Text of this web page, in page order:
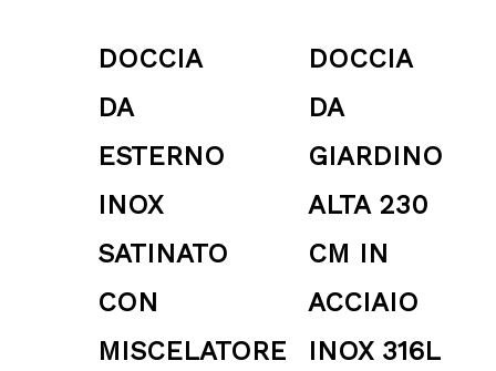
DOCCIA
DA
ESTERNO
INOX
SATINATO
CON
MISCELATORE
DOCCIA
DA
GIARDINO
ALTA 230
CM IN
ACCIAIO
INOX 316L